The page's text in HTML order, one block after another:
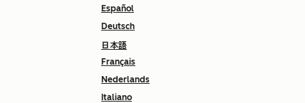
Español
Deutsch
日本語
Français
Nederlands
Italiano